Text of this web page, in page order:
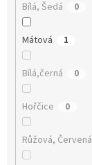
Bílá, Šedá 0
Mátová 1
Bílá,černá 0
Hořčice 0
Růžová, Červená